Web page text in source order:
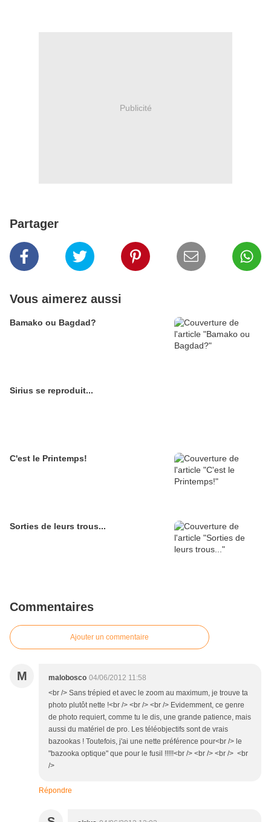
Publicité
Partager
Vous aimerez aussi
Bamako ou Bagdad?
Sirius se reproduit...
C'est le Printemps!
Sorties de leurs trous...
Commentaires
Ajouter un commentaire
M malobosco 04/06/2012 11:58
<br /> Sans trépied et avec le zoom au maximum, je trouve ta
photo plutôt nette !<br /> <br /> <br /> Evidemment, ce genre
de photo requiert, comme tu le dis, une grande patience, mais
aussi du matériel de pro. Les téléobjectifs sont de vrais
bazookas ! Toutefois, j'ai une nette préférence pour<br /> le
"bazooka optique" que pour le fusil !!!!!<br /> <br /> <br /> <br
/>
Répondre